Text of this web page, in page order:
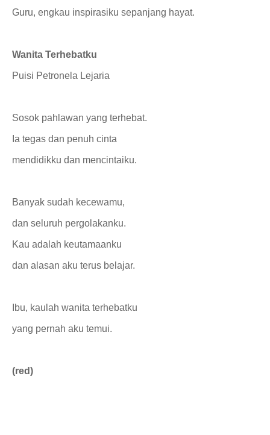
Guru, engkau inspirasiku sepanjang hayat.
Wanita Terhebatku
Puisi Petronela Lejaria
Sosok pahlawan yang terhebat.
Ia tegas dan penuh cinta
mendidikku dan mencintaiku.
Banyak sudah kecewamu,
dan seluruh pergolakanku.
Kau adalah keutamaanku
dan alasan aku terus belajar.
Ibu, kaulah wanita terhebatku
yang pernah aku temui.
(red)